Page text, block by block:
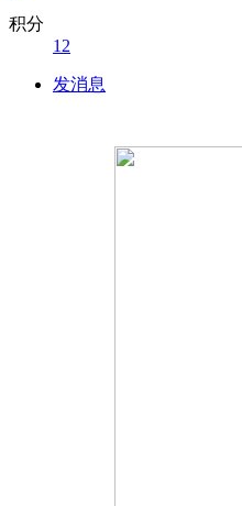
积分
12
发消息